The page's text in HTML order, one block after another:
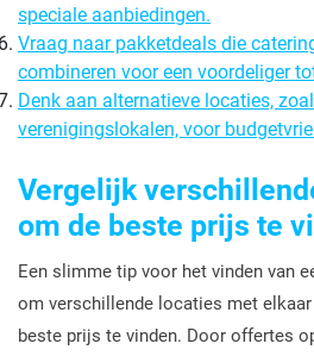
speciale aanbiedingen.
Vraag naar pakketdeals die
combineren voor een voordeliger
Denk aan alternatieve locaties,
verenigingslokalen, voor
Vergelijk
om de beste prijs te
Een slimme tip voor het vinden van
om verschillende locaties met
beste prijs te vinden. Door offertes